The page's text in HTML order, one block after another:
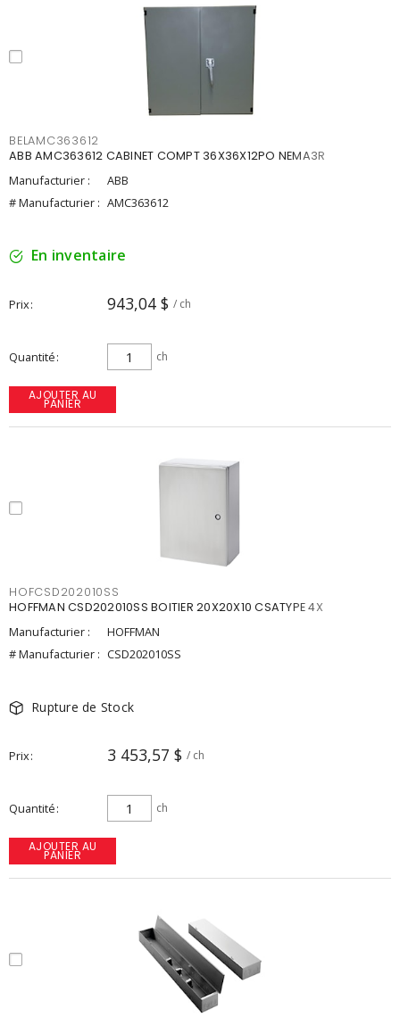
BELAMC363612
ABB AMC363612 CABINET COMPT 36X36X12PO NEMA3R
Manufacturier :
ABB
# Manufacturier : AMC363612
En inventaire
Prix 943,04 $ / ch
Quantité ch
AJOUTER AU
PANIER
HOFCSD202010SS
HOFFMAN CSD202010SS BOITIER 20X20X10 CSATYPE 4X
Manufacturier :
HOFFMAN
# Manufacturier : CSD202010SS
Rupture de Stock
Prix 3 453,57 $ / ch
Quantité ch
AJOUTER AU
PANIER